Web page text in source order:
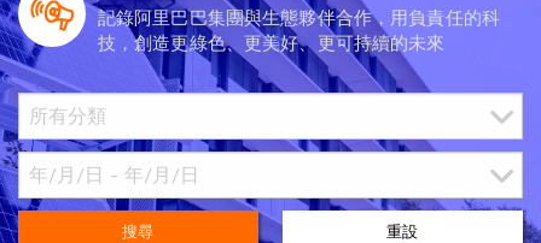
記錄阿里巴巴集團與生態夥伴合作，用負責任的科
技，創造更綠色、更美好、更可持續的未來
搜尋 重設